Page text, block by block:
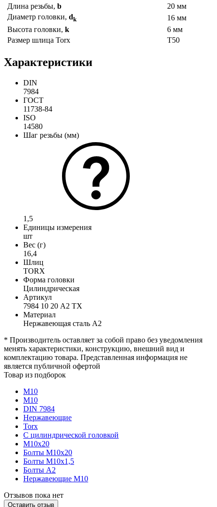
Длина резьбы, b
20 мм
Диаметр головки, dk
16 мм
Высота головки, k
6 мм
Размер шлица Torx T50
Характеристики
DIN
7984
ГОСТ
11738-84
ISO
14580
Шаг резьбы (мм)
1,5
Единицы измерения
шт
Вес (г)
16,4
Шлиц
TORX
Форма головки
Цилиндрическая
Артикул
7984 10 20 А2 TX
Материал
Нержавеющая сталь А2
* Производитель оставляет за собой право без уведомления
менять характеристики, конструкцию, внешний вид и
комплектацию товара. Представленная информация не
является публичной офертой
Товар из подборок
М10
М10
DIN 7984
Нержавеющие
Torx
С цилиндрической головкой
М10х20
Болты М10х20
Болты М10х1,5
Болты А2
Нержавеющие М10
Отзывов пока нет
Оставить отзыв